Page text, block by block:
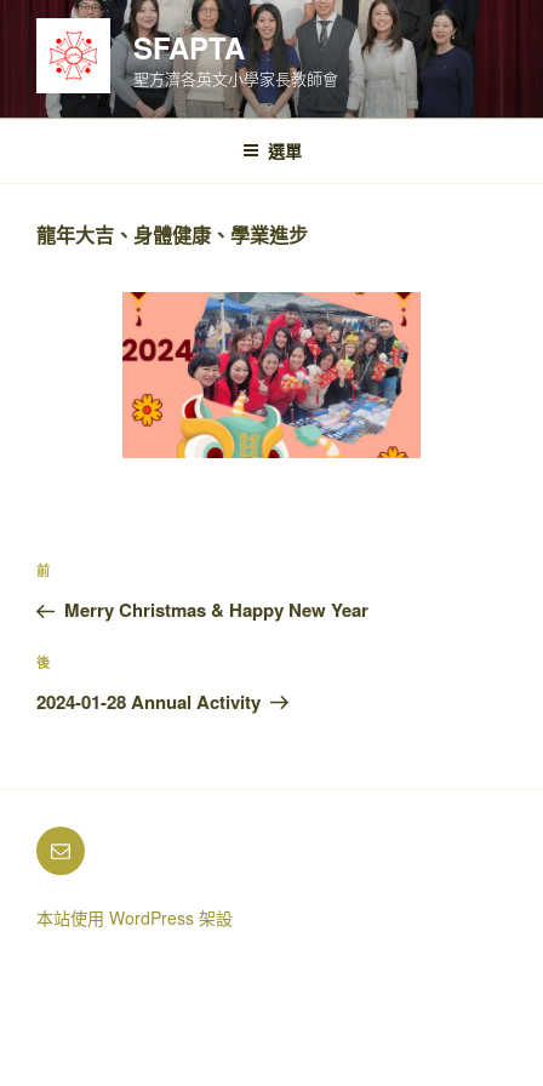
SFAPTA
聖方濟各英文小學家長教師會
選單
龍年大吉、身體健康、學業進步
文
導
覽
上
一
文
章
前
Merry Christmas & Happy New Year
下
篇
後
2024-01-28 Annual Activity
電
郵
本站使用 WordPress 架設